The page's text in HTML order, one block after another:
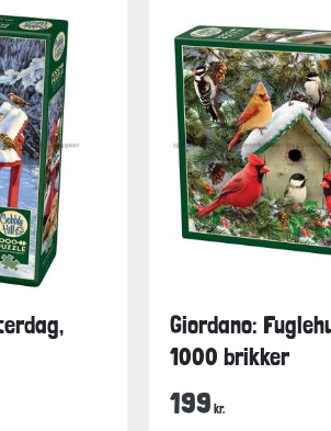
Giordano:
1000 brikker
199 kr.